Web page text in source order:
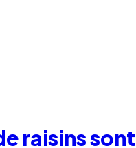
raisins sont